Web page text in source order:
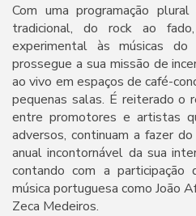
Com uma programação
tradicional, do rock ao
experimental às músicas do
prossegue a sua missão de
ao vivo em espaços de café-
pequenas salas. É reiterado o
entre promotores e artistas
adversos, continuam a fazer
anual incontornável da sua
contando com a
música portuguesa como João
Zeca Medeiros.